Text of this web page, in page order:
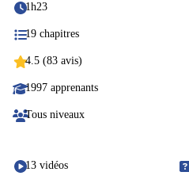
1h23
19 chapitres
4.5 (83 avis)
1997 apprenants
Tous niveaux
13 vidéos